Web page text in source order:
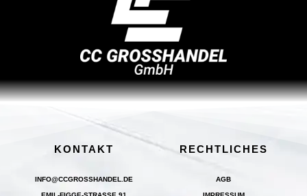
KONTAKT
INFO@CCGROSSHANDEL.DE
RECHTLICHES
AGB